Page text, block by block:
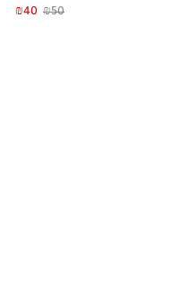
₪50
₪40